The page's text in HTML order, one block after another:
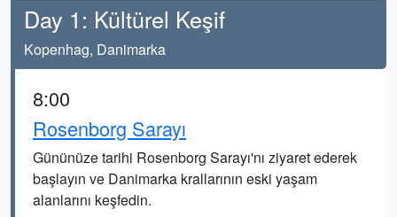
Day 1: Kültürel Keşif
Kopenhag, Danimarka
8:00
Rosenborg Sarayı
Gününüze tarihi Rosenborg Sarayı'nı ziyaret ederek
başlayın ve Danimarka krallarının eski yaşam
alanlarını keşfedin.